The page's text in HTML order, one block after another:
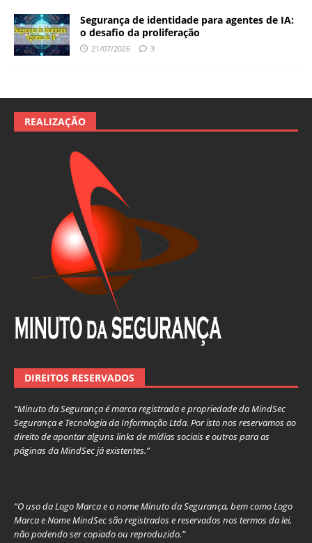
Segurança de identidade para agentes de IA:
o desafio da proliferação
21/07/2026 3
REALIZAÇÃO
DIREITOS RESERVADOS
“Minuto da Segurança é marca registrada e propriedade da MindSec
Segurança e Tecnologia da Informação Ltda. Por isto nos reservamos ao
direito de apontar alguns links de mídias sociais e outros para as
páginas da MindSec já existentes.”
“O uso da Logo Marca e o nome Minuto da Segurança, bem como Logo
Marca e Nome MindSec são registrados e reservados nos termos da lei,
não podendo ser copiado ou reproduzido.”